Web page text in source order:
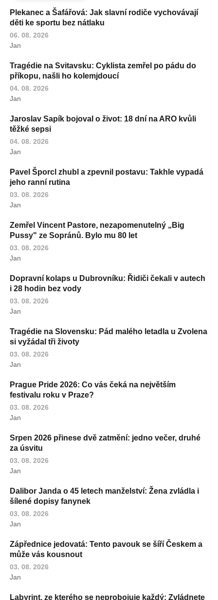
Plekanec a Šafářová: Jak slavní rodiče vychovávají
děti ke sportu bez nátlaku
06. 08. 2026
Jan
Tragédie na Svitavsku: Cyklista zemřel po pádu do
příkopu, našli ho kolemjdoucí
04. 08. 2026
Jan
Jaroslav Sapík bojoval o život: 18 dní na ARO kvůli
těžké sepsi
04. 08. 2026
Jan
Pavel Šporcl zhubl a zpevnil postavu: Takhle vypadá
jeho ranní rutina
03. 08. 2026
Jan
Zemřel Vincent Pastore, nezapomenutelný „Big
Pussy" ze Sopránů. Bylo mu 80 let
03. 08. 2026
Jan
Dopravní kolaps u Dubrovníku: Řidiči čekali v autech
i 28 hodin bez vody
03. 08. 2026
Jan
Tragédie na Slovensku: Pád malého letadla u Zvolena
si vyžádal tři životy
03. 08. 2026
Jan
Prague Pride 2026: Co vás čeká na největším
festivalu roku v Praze?
03. 08. 2026
Jan
Srpen 2026 přinese dvě zatmění: jedno večer, druhé
za úsvitu
03. 08. 2026
Jan
Dalibor Janda o 45 letech manželství: Žena zvládla i
šílené dopisy fanynek
03. 08. 2026
Jan
Zápřednice jedovatá: Tento pavouk se šíří Českem a
může vás kousnout
03. 08. 2026
Jan
Labyrint, ze kterého se neprobojuje každý: Zvládnete